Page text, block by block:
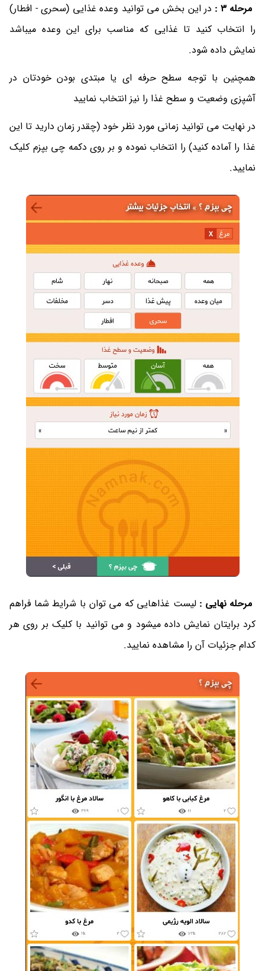
مرحله 3 :
در این بخش می توانید وعده غذایی (سحری - افطار)
را انتخاب کنید تا غذایی که مناسب برای این وعده میباشد
نمایش داده شود.
همچنین با توجه سطح حرفه ای یا مبتدی بودن خودتان در
آشپزی وضعیت و سطح غذا را نیز انتخاب نمایید
در نهایت می توانید زمانی مورد نظر خود (چقدر زمان دارید تا این
غذا را آماده کنید) را انتخاب نموده و بر روی دکمه چی بپزم کلیک
نمایید.
مرحله نهایی : لیست غذاهایی که می توان با شرایط شما فراهم
کرد برایتان نمایش داده میشود و می توانید با کلیک بر روی هر
کدام جزئیات آن را مشاهده نمایید.